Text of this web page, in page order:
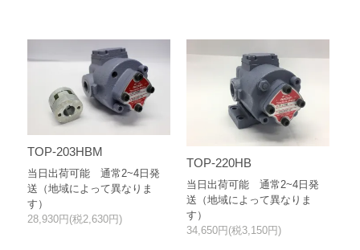
TOP-203HBM
当日出荷可能 通常2~4日発
送（地域によって異なりま
す）
28,930円(税2,630円)
TOP-220HB
当日出荷可能 通常2~4日発
送（地域によって異なりま
す）
34,650円(税3,150円)